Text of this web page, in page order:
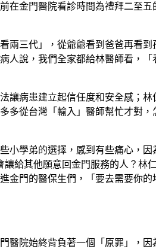
在金門醫院看診時間為禮拜二至五
兩三代」，從爺爺看到爸爸再看到
人說，我們全家都給林醫師看，「
讓病患建立起信任度和安全感；林
多從台灣「輸入」醫師幫忙才對，
小學弟的選擇，感到有些痛心，因
給其他願意回金門服務的人？林
金門的醫保生們，「要去需要你的
醫院始終背負著一個「原罪」，因